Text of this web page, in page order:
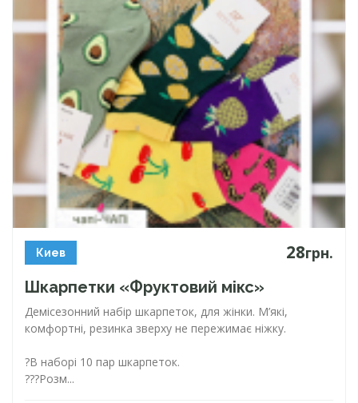
Киев 28грн.
Шкарпетки «Фруктовий мікс»
Демісезонний набір шкарпеток, для жінки. М’які,
комфортні, резинка зверху не пережимає ніжку.
?В наборі 10 пар шкарпеток.
??‍?Розм...